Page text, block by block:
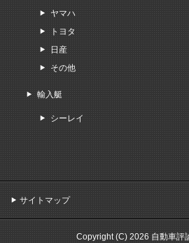
ヤマハ
トヨタ
日産
その他
輸入艇
シーレイ
サイトマップ
Copyright (C) 2026 自動車評